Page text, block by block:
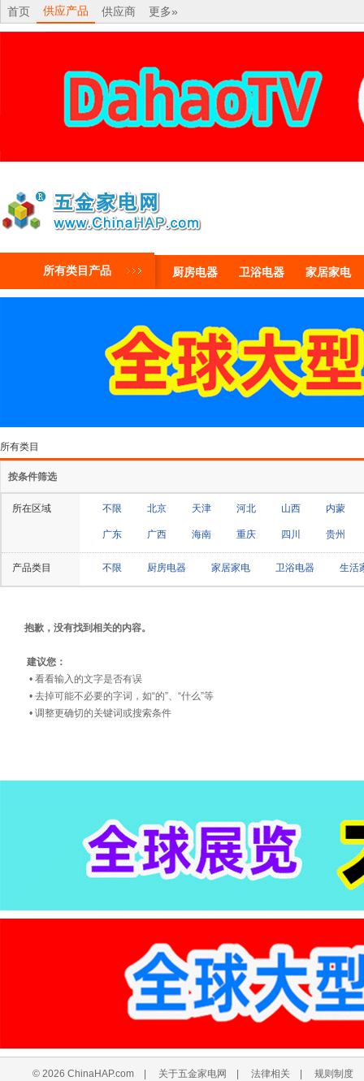
首页 供应产品 供应商 更多»
所有类目产品 厨房电器 卫浴电器 家居家电
所有类目
按条件筛选
所在区域 不限 北京 天津 河北 山西 内蒙
广东 广西 海南 重庆 四川 贵州
产品类目 不限 厨房电器 家居家电 卫浴电器 生活
抱歉，没有找到相关的内容。
建议您：
• 看看输入的文字是否有误
• 去掉可能不必要的字词，如“的”、“什么”等
• 调整更确切的关键词或搜索条件
© 2026 ChinaHAP.com 关于五金家电网 法律相关 规则制度